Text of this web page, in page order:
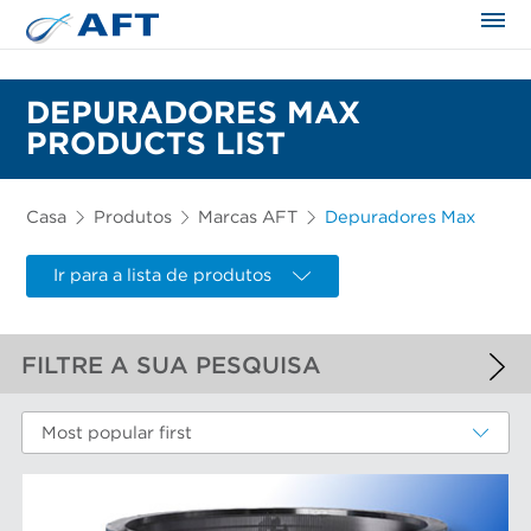
DEPURADORES MAX
PRODUCTS LIST
Casa Produtos Marcas AFT Depuradores Max
Ir para a lista de produtos
FILTRE A SUA PESQUISA
FILTROS APLICADOS
Depuradores Max
MAIS FILTROS
Most popular first